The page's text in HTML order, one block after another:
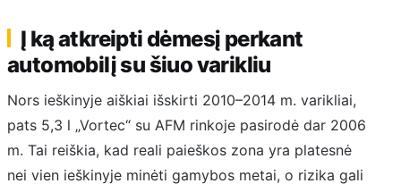
Į ką atkreipti dėmesį perkant
automobilį su šiuo varikliu
Nors ieškinyje aiškiai išskirti 2010–2014 m. varikliai,
pats 5,3 l „Vortec“ su AFM rinkoje pasirodė dar 2006
m. Tai reiškia, kad reali paieškos zona yra platesnė
nei vien ieškinyje minėti gamybos metai, o rizika gali